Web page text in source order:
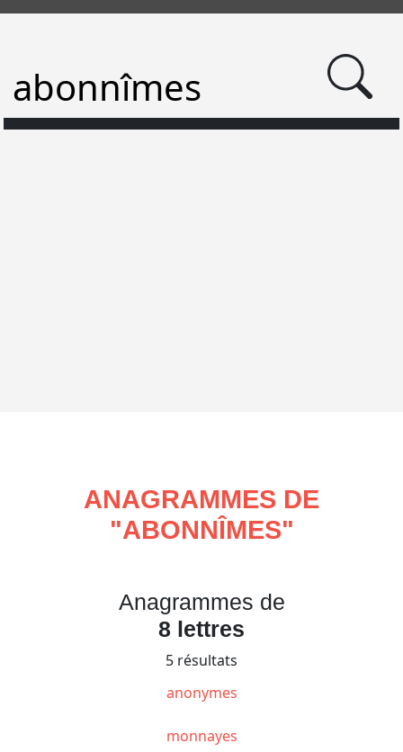
ANAGRAMMES DE
"ABONNÎMES"
Anagrammes de
8 lettres
5 résultats
anonymes
monnayes